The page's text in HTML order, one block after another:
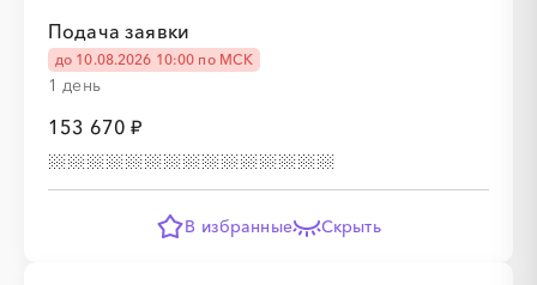
Подача заявки
до 10.08.2026 10:00 по МСК
1 день
153 670 ₽
В избранные Скрыть